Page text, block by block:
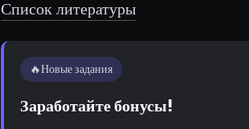
Список литературы
🔥Новые задания
Заработайте бонусы!